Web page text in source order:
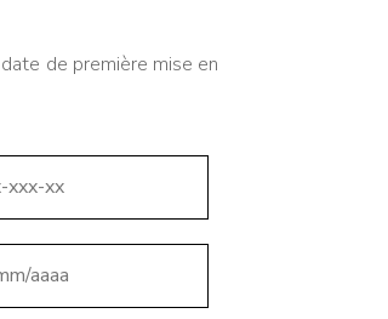
de première mise en